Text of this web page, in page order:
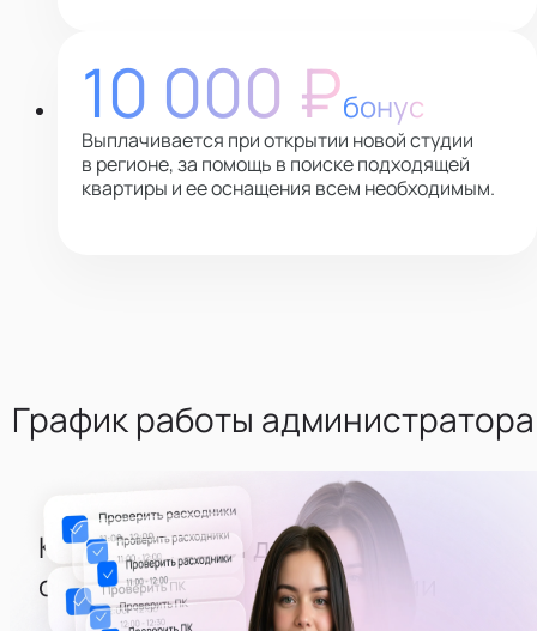
10 000 ₽бонус
Выплачивается при открытии новой студии
в регионе, за помощь в поиске подходящей
квартиры и ее оснащения всем необходимым.
График работы администратора
Каждый второй день -
оценивать состояние студии